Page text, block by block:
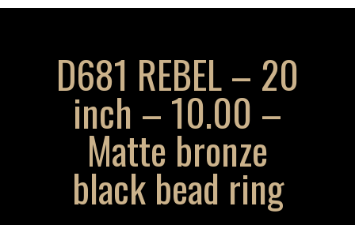
D681 REBEL – 20
inch – 10.00 –
Matte bronze
black bead ring